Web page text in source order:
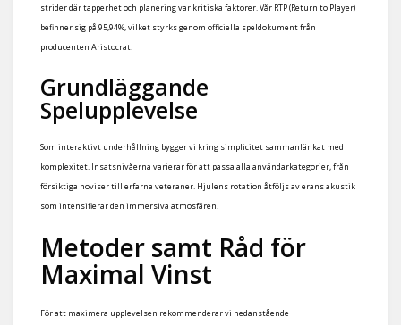
strider där tapperhet och planering var kritiska faktorer. Vår RTP (Return to Player)
befinner sig på 95,94%, vilket styrks genom officiella speldokument från
producenten Aristocrat.
Grundläggande
Spelupplevelse
Som interaktivt underhållning bygger vi kring simplicitet sammanlänkat med
komplexitet. Insatsnivåerna varierar för att passa alla användarkategorier, från
försiktiga noviser till erfarna veteraner. Hjulens rotation åtföljs av erans akustik
som intensifierar den immersiva atmosfären.
Metoder samt Råd för
Maximal Vinst
För att maximera upplevelsen rekommenderar vi nedanstående